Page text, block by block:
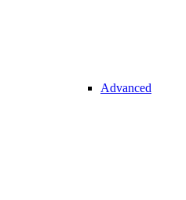
Advanced